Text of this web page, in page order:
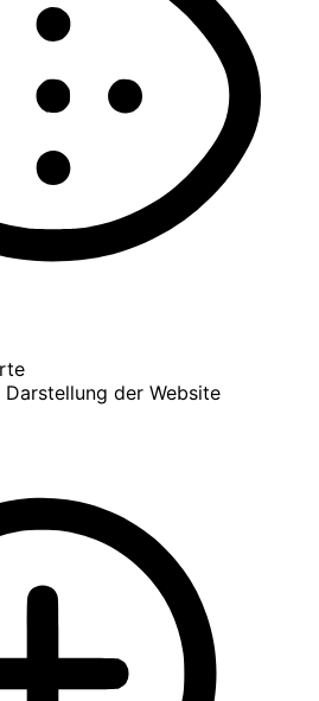
der Website